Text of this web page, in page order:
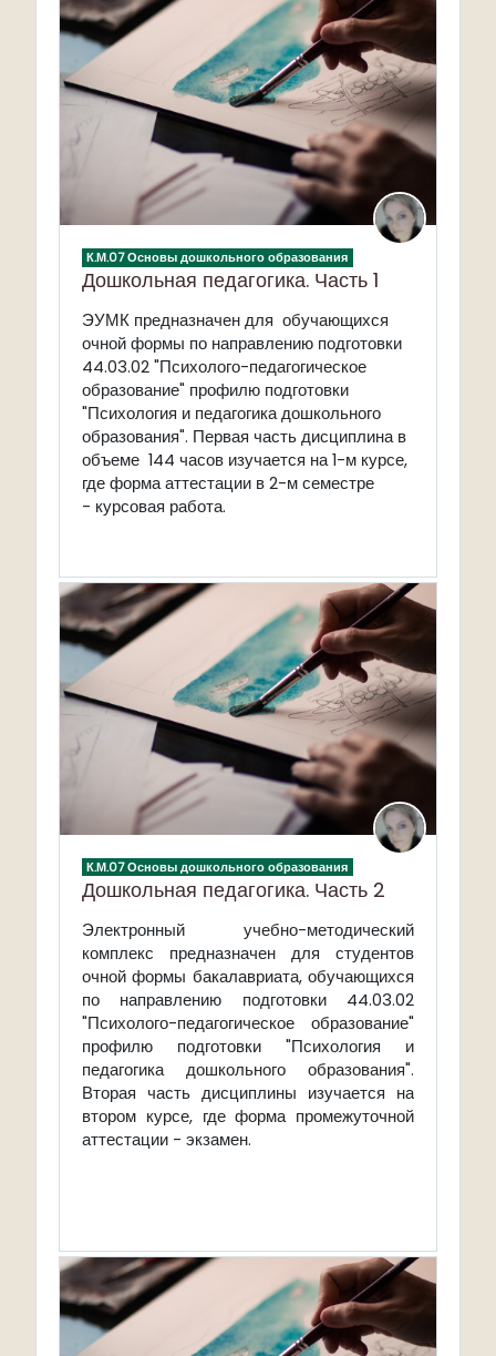
К.М.07 Основы дошкольного образования
Дошкольная педагогика. Часть 1
ЭУМК предназначен для обучающихся
очной формы по направлению подготовки
44.03.02 "Психолого-педагогическое
образование" профилю подготовки
"Психология и педагогика дошкольного
образования". Первая часть дисциплина в
объеме 144 часов изучается на 1-м курсе,
где форма аттестации в 2-м семестре
- курсовая работа.
К.М.07 Основы дошкольного образования
Дошкольная педагогика. Часть 2
Электронный учебно-методический
комплекс предназначен для студентов
очной формы бакалавриата, обучающихся
по направлению подготовки 44.03.02
"Психолого-педагогическое образование"
профилю подготовки "Психология и
педагогика дошкольного образования".
Вторая часть дисциплины изучается на
втором курсе, где форма промежуточной
аттестации - экзамен.